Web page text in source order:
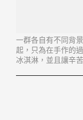
一群各自有不同背
起，只為在手作的
冰淇淋，並且讓辛